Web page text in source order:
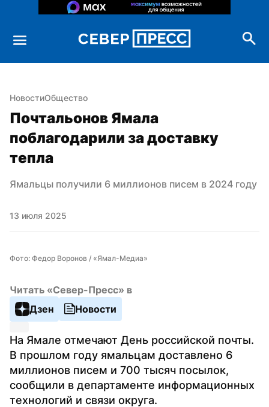
НовостиОбщество
Почтальонов Ямала
поблагодарили за доставку
тепла
Ямальцы получили 6 миллионов писем в 2024 году
13 июля 2025
Фото: Федор Воронов / «Ямал-Медиа»
Читать «Север-Пресс» в
Дзен
Новости
На Ямале отмечают День российской почты.
В прошлом году ямальцам доставлено 6
миллионов писем и 700 тысяч посылок,
сообщили в департаменте информационных
технологий и связи округа.